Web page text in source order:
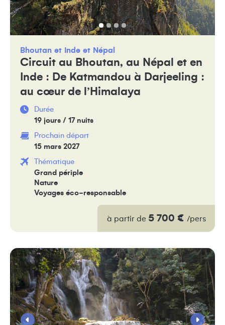
Bhoutan Inde Népal
Circuit au Bhoutan, au Népal et en
Inde : De Katmandou à Darjeeling :
au cœur de l’Himalaya
Durée
19 jours / 17 nuits
Prochain départ
15 mars 2027
Thématique
Grand périple
Nature
Voyages éco-responsable
à partir de 5 700 € /pers